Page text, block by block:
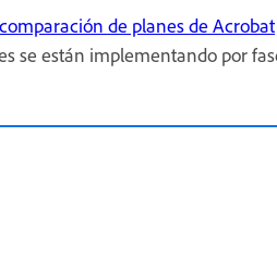
comparación de planes de Acrobat
se están implementando por